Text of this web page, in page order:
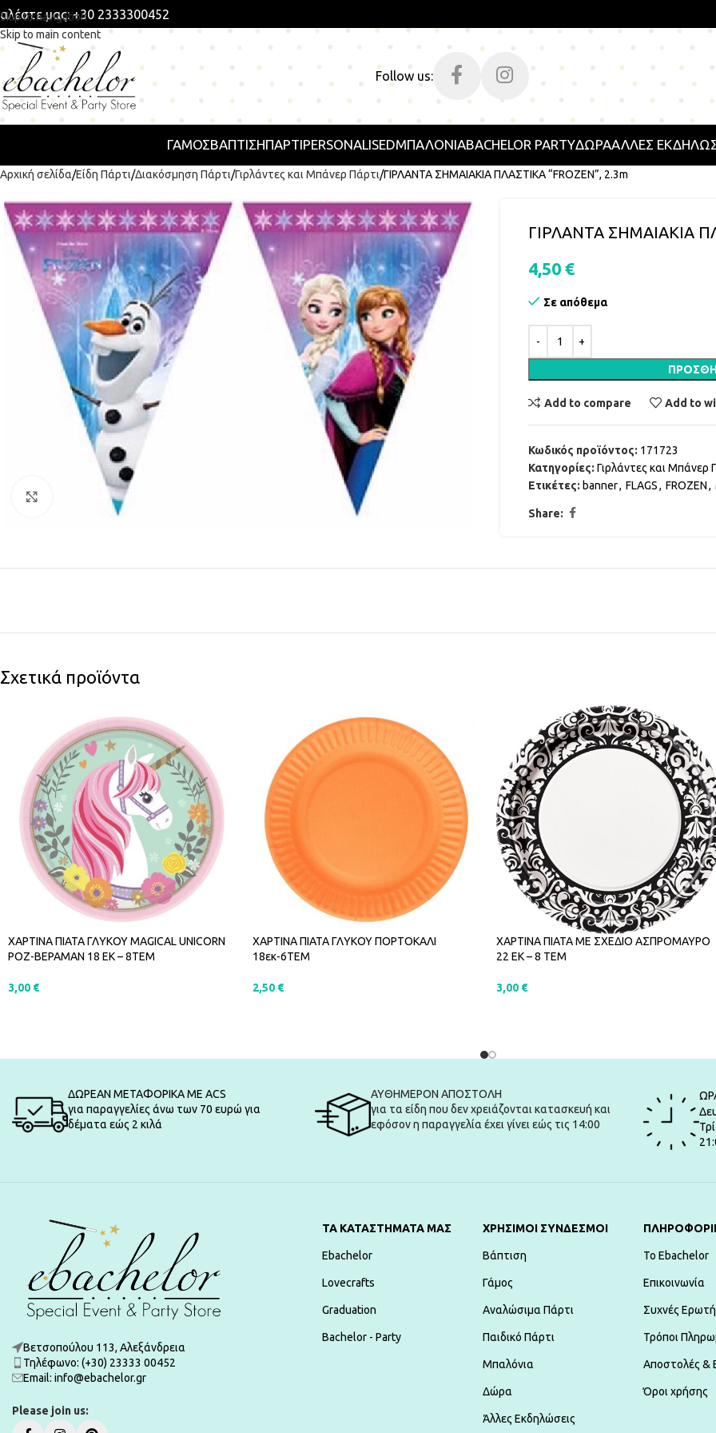
Skip to navigation
Skip to main content
μας: +30 2333300452
Follow us:
ΓΑΜΟΣΒΑΠΤΙΣΗΠΆΡΤΙPERSONALISEDΜΠΑΛΟΝΙΑBACHELOR PARTYΔΩΡΑΑΛΛΕΣ
Αρχική σελίδα Είδη Πάρτι Διακόσμηση Πάρτι Γιρλάντες και Μπάνερ Πάρτι ΓΙΡΛΑΝΤΑ ΣΗΜΑΙΑΚΙΑ ΠΛΑΣΤΙΚΑ “FROZEN”, 2.3m
Click to enlarge
ΓΙΡΛΑΝΤΑ ΣΗΜΑΙΑΚΙΑ
4,50 €
Σε απόθεμα
Add to compare Add to
Κωδικός προϊόντος: 171723
Κατηγορίες: Γιρλάντες και Μπάνερ
Ετικέτες: banner, FLAGS, FROZEN,
Share:
Σχετικά προϊόντα
ΧΑΡΤΙΝΑ ΠΙΑΤΑ ΓΛΥΚΟΥ MAGICAL UNICORN
ΡΟΖ-ΒΕΡΑΜΑΝ 18 ΕΚ – 8ΤΕΜ
3,00 €
ΧΑΡΤΙΝΑ ΠΙΑΤΑ ΓΛΥΚΟΥ ΠΟΡΤΟΚΑΛΙ
18εκ-6ΤΕΜ
2,50 €
ΧΑΡΤΙΝΑ ΠΙΑΤΑ ΜΕ ΣΧΕΔΙΟ ΑΣΠΡΟΜΑΥΡΟ
22 ΕΚ – 8 ΤΕΜ
3,00 €
ΔΩΡΕΑΝ ΜΕΤΑΦΟΡΙΚΑ ΜΕ ACS
για παραγγελίες άνω των 70 ευρώ για
δέματα εώς 2 κιλά
ΑΥΘΗΜΕΡΟΝ ΑΠΟΣΤΟΛΗ
για τα είδη που δεν χρειάζονται κατασκευή και
εφόσον η παραγγελία έχει γίνει εώς τις 14:00
Βετσοπούλου 113, Αλεξάνδρεια
Τηλέφωνο: (+30) 23333 00452
Εmail: info@ebachelor.gr
Please join us:
ΤΑ ΚΑΤΑΣΤΗΜΑΤΑ ΜΑΣ
Ebachelor
Lovecrafts
Graduation
Bachelor - Party
ΧΡΗΣΙΜΟΙ ΣΥΝΔΕΣΜΟΙ
Βάπτιση
Γάμος
Αναλώσιμα Πάρτι
Παιδικό Πάρτι
Μπαλόνια
Δώρα
Άλλες Εκδηλώσεις
To Ebachelor
Επικοινωνία
Συχνές
Τρόποι
Αποστολές &
Όροι χρήσης